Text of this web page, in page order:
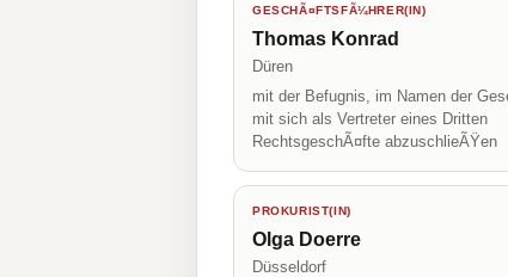
GESCHÃ¤FTSFÃ¼HRER(IN)
Thomas Konrad
Düren
mit der Befugnis, im Namen der
mit sich als Vertreter eines Dritten
RechtsgeschÃ¤fte abzuschlieÃŸen
PROKURIST(IN)
Olga Doerre
Düsseldorf